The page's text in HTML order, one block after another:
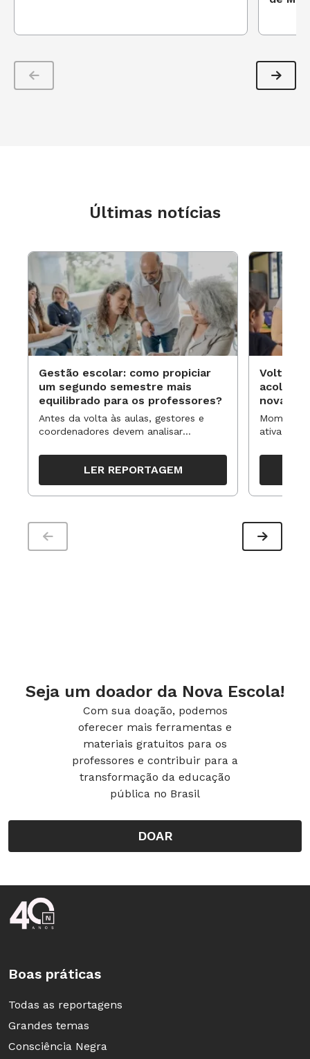
Últimas notícias
Gestão escolar: como propiciar
um segundo semestre mais
equilibrado para os professores?
Antes da volta às aulas, gestores e
coordenadores devem analisar
organizar ações para orientar o
trabalho pedagógico ao longo do
período
LER REPORTAGEM
Volta às
novas
ativa
propostas
Seja um doador da Nova Escola!
Com sua doação, podemos
oferecer mais ferramentas e
materiais gratuitos para os
professores e contribuir para a
transformação da educação
pública no Brasil
DOAR
Rodapé da Nova Escola
Boas práticas
Todas as reportagens
Grandes temas
Consciência Negra